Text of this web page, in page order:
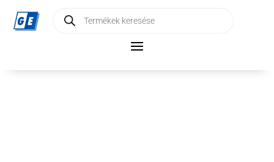
search